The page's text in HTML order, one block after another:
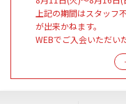
上記の期間はスタッフ
が出来かねます。
WEBでご入会いただい
8月10日(月)19:30まで
ていただきますようお
お手続き開始は 8月17